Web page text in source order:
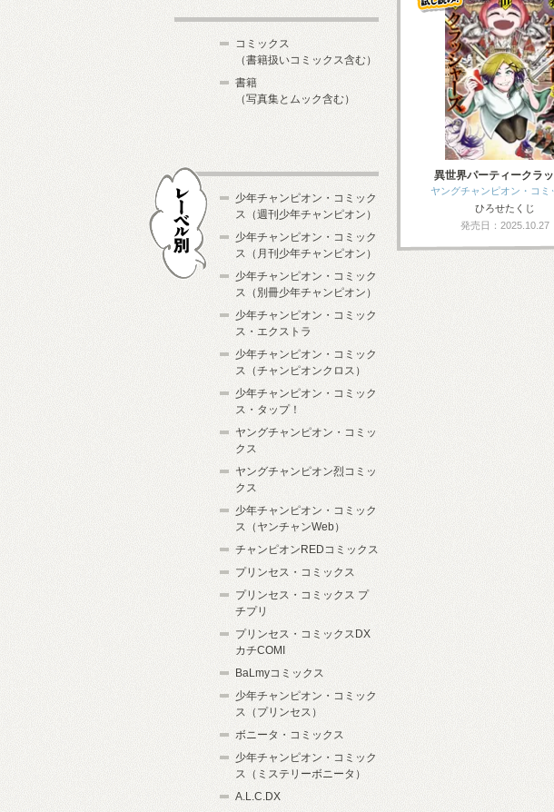
異世界パーティークラ
ヤングチャンピオン・コミ
ひろせたくじ
発売日：2025.10.27
コミックス
（書籍扱いコミックス含む）
書籍
（写真集とムック含む）
少年チャンピオン・コミック
ス（週刊少年チャンピオン）
少年チャンピオン・コミック
ス（月刊少年チャンピオン）
少年チャンピオン・コミック
ス（別冊少年チャンピオン）
少年チャンピオン・コミック
ス・エクストラ
少年チャンピオン・コミック
ス（チャンピオンクロス）
少年チャンピオン・コミック
ス・タップ！
ヤングチャンピオン・コミッ
クス
ヤングチャンピオン烈コミッ
クス
少年チャンピオン・コミック
ス（ヤンチャンWeb）
チャンピオンREDコミックス
プリンセス・コミックス
プリンセス・コミックス プ
チプリ
プリンセス・コミックスDX
カチCOMI
BaLmyコミックス
少年チャンピオン・コミック
ス（プリンセス）
ボニータ・コミックス
少年チャンピオン・コミック
ス（ミステリーボニータ）
A.L.C.DX